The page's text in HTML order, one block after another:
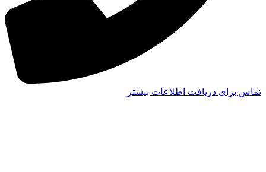
تماس برای دریافت اطلاعات بیشتر